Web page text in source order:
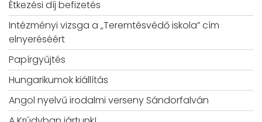
Étkezési díj befizetés
Intézményi vizsga a „Teremtésvédő iskola” cím
elnyeréséért
Papírgyűjtés
Hungarikumok kiállítás
Angol nyelvű irodalmi verseny Sándorfalván